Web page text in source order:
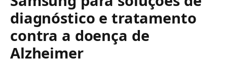
diagnóstico e tratamento
contra a doença de
Alzheimer